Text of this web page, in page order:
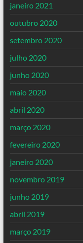
janeiro 2021
outubro 2020
setembro 2020
julho 2020
junho 2020
maio 2020
abril 2020
março 2020
fevereiro 2020
janeiro 2020
novembro 2019
junho 2019
abril 2019
março 2019